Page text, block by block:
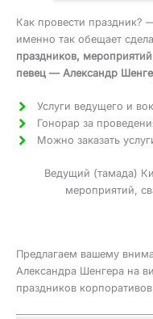
Как провести праздник?
именно так обещает
праздников,
певец — Александр
Услуги ведущего и
Гонорар за
Можно заказать
Ведущий (тамада)
мероприятий,
Предлагаем вашему
Александра Шенгера на
праздников